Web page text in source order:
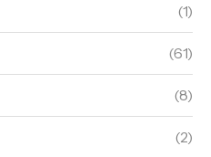
(1)
(61)
(8)
(2)